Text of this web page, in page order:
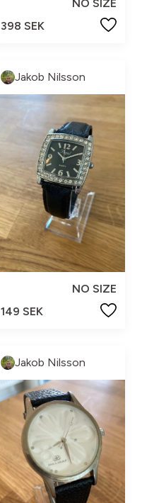
NO SIZE
398 SEK
Jakob Nilsson
NO SIZE
149 SEK
Jakob Nilsson